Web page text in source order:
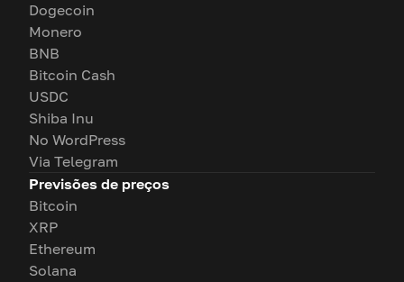
Dogecoin
Monero
BNB
Bitcoin Cash
USDC
Shiba Inu
No WordPress
Via Telegram
Previsões de preços
Bitcoin
XRP
Ethereum
Solana